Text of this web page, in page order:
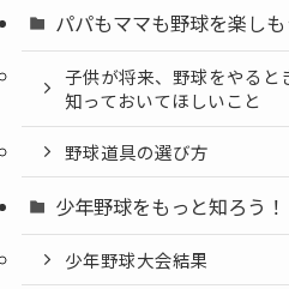
パパもママも野球を楽しも
子供が将来、野球をやる
知っておいてほしいこと
野球道具の選び方
少年野球をもっと知ろう！
少年野球大会結果